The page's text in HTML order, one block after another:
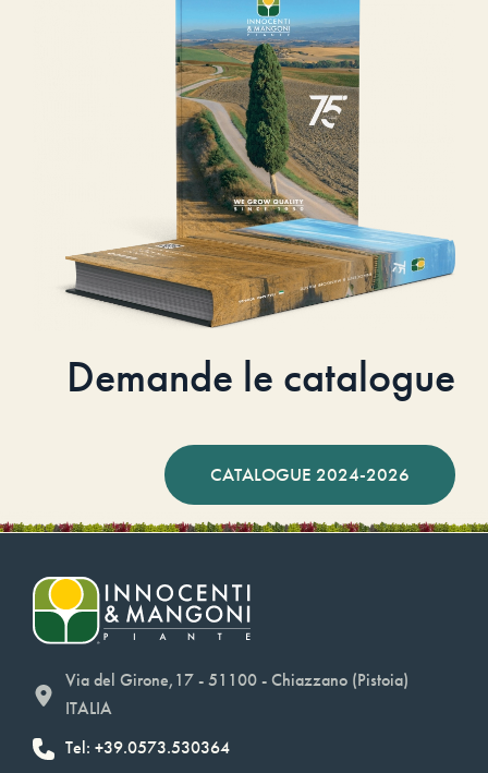
Demande le catalogue
CATALOGUE 2024-2026
Via del Girone,17 - 51100 - Chiazzano (Pistoia)
ITALIA
Tel: +39.0573.530364